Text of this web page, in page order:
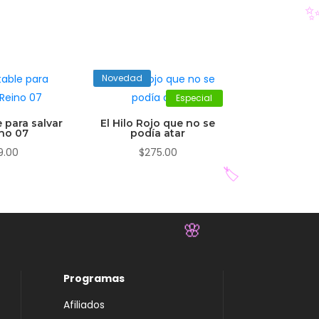
para salvar
07
Especial
Novedad
El Hilo Rojo que no se
podía atar
$275.00
Programas
Afiliados